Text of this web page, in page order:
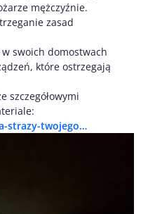
mężczyźnie.
zasad
swoich domostwach
które ostrzegają
szczegółowymi
strazy-twojego…